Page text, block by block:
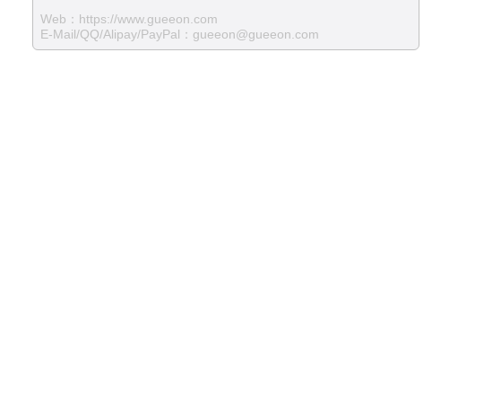
Web： https://www.gueeon.com
E-Mail/QQ/Alipay/PayPal：gueeon@gueeon.com